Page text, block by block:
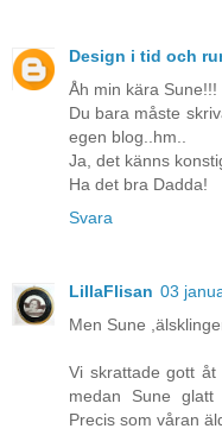
Design i tid och
Åh min kära Sune!!!
Du bara måste
egen blog..hm..
Ja, det känns
Ha det bra Dadda!
Svara
LillaFlisan 03
Men Sune
Vi skrattade gott
medan Sune glatt
Precis som våran